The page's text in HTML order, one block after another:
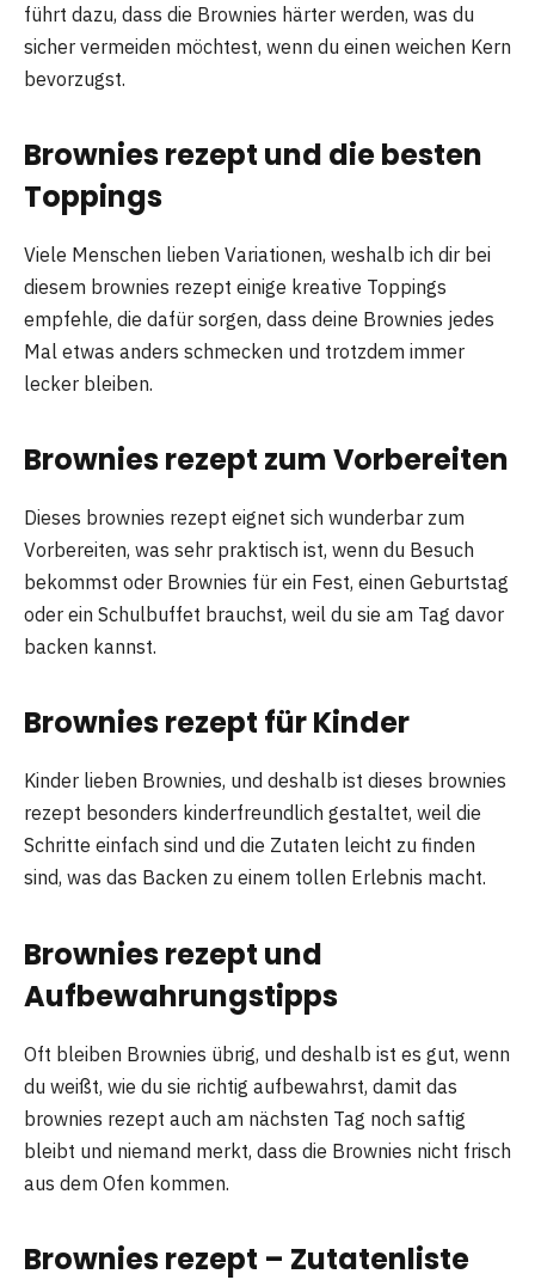
führt dazu, dass die Brownies härter werden, was du
sicher vermeiden möchtest, wenn du einen weichen Kern
bevorzugst.
Brownies rezept und die besten
Toppings
Viele Menschen lieben Variationen, weshalb ich dir bei
diesem brownies rezept einige kreative Toppings
empfehle, die dafür sorgen, dass deine Brownies jedes
Mal etwas anders schmecken und trotzdem immer
lecker bleiben.
Brownies rezept zum Vorbereiten
Dieses brownies rezept eignet sich wunderbar zum
Vorbereiten, was sehr praktisch ist, wenn du Besuch
bekommst oder Brownies für ein Fest, einen Geburtstag
oder ein Schulbuffet brauchst, weil du sie am Tag davor
backen kannst.
Brownies rezept für Kinder
Kinder lieben Brownies, und deshalb ist dieses brownies
rezept besonders kinderfreundlich gestaltet, weil die
Schritte einfach sind und die Zutaten leicht zu finden
sind, was das Backen zu einem tollen Erlebnis macht.
Brownies rezept und
Aufbewahrungstipps
Oft bleiben Brownies übrig, und deshalb ist es gut, wenn
du weißt, wie du sie richtig aufbewahrst, damit das
brownies rezept auch am nächsten Tag noch saftig
bleibt und niemand merkt, dass die Brownies nicht frisch
aus dem Ofen kommen.
Brownies rezept – Zutatenliste